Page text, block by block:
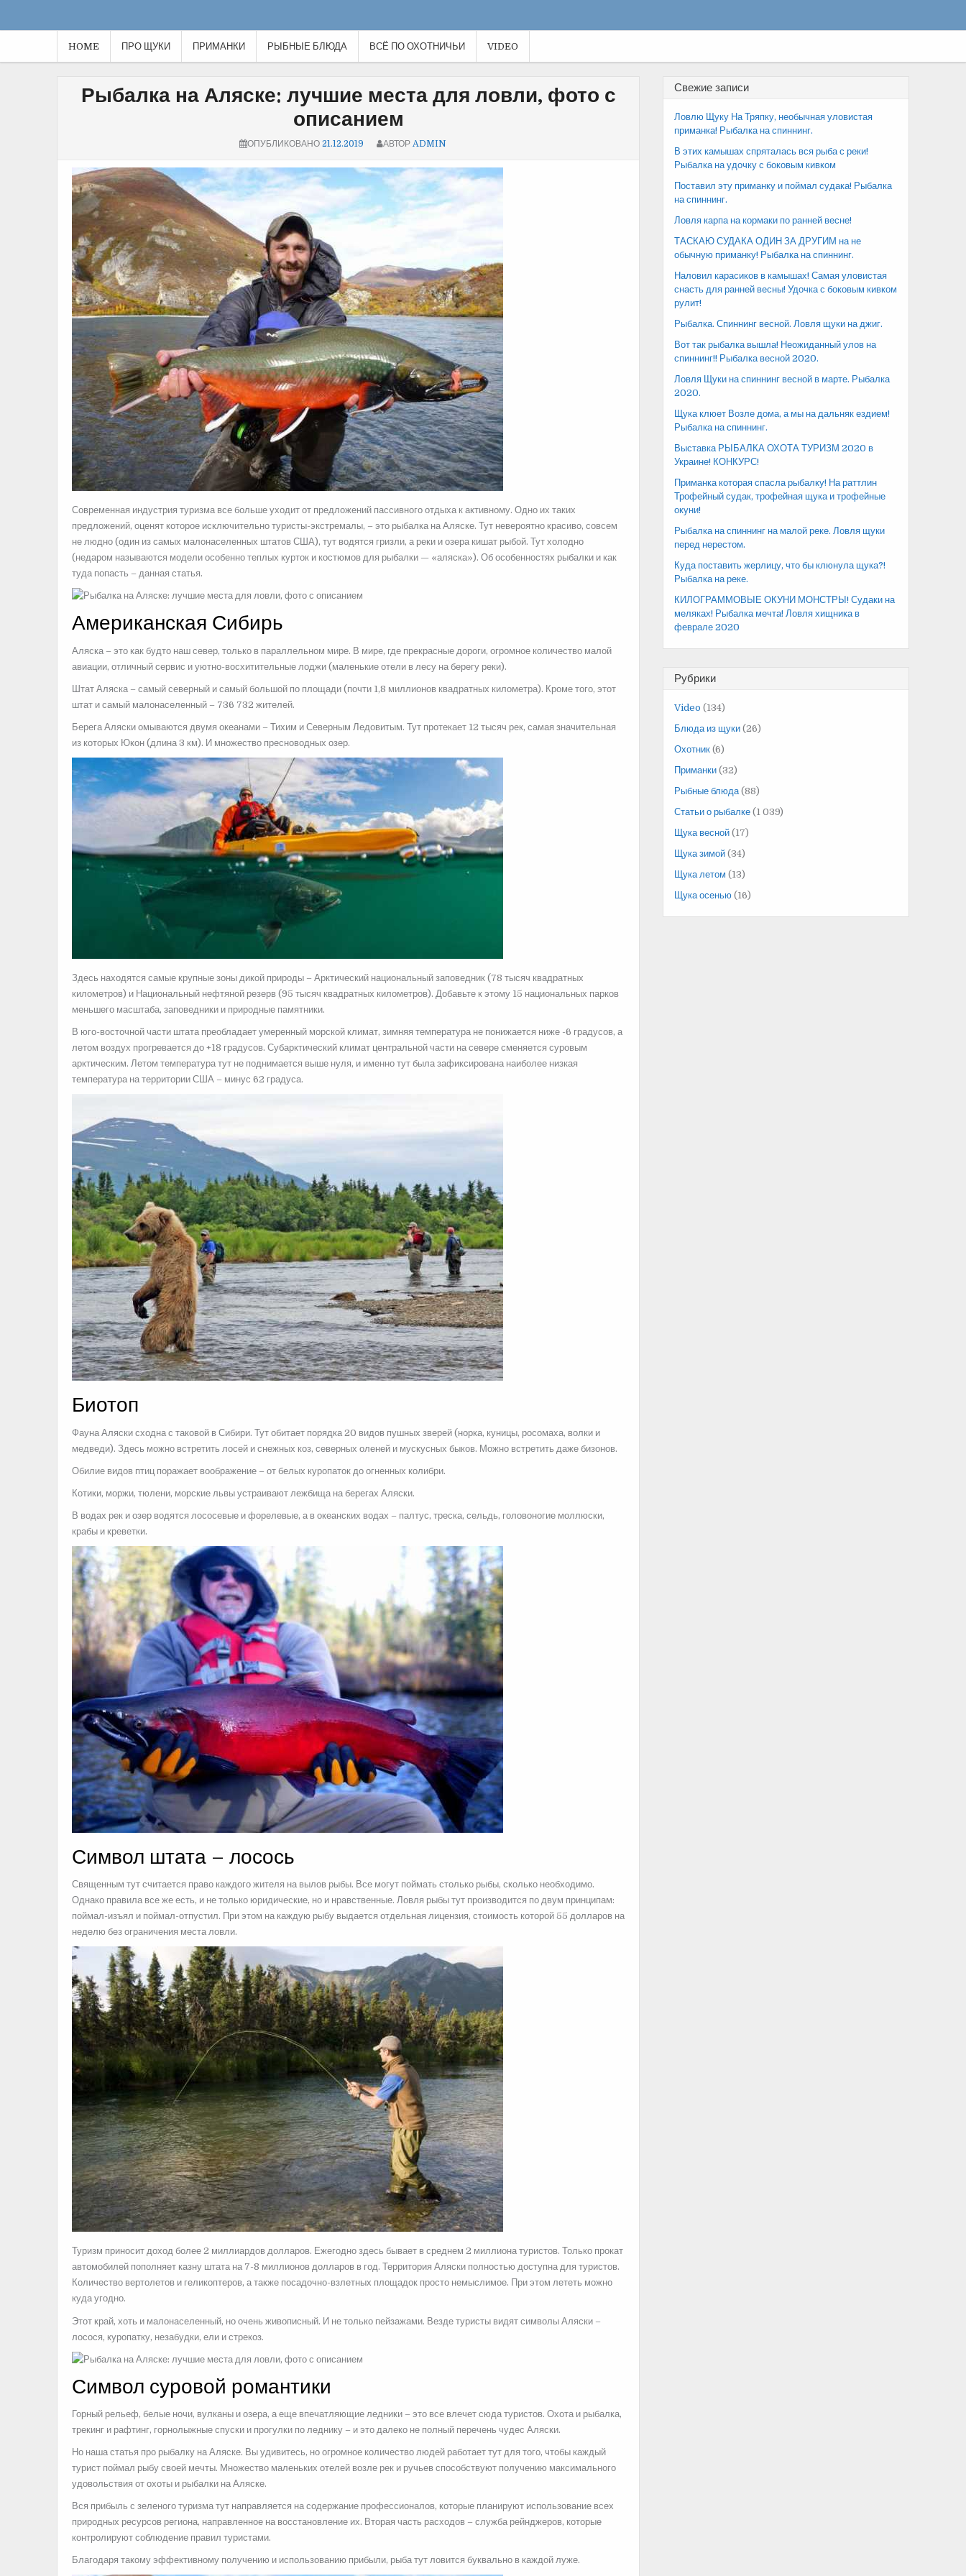
HOME ПРО ЩУКИ ПРИМАНКИ РЫБНЫЕ БЛЮДА ВСЁ ПО ОХОТНИЧЬИ VIDEO
Рыбалка на Аляске: лучшие места для ловли, фото с
описанием
ОПУБЛИКОВАНО 21.12.2019 АВТОР ADMIN
Современная индустрия туризма все больше уходит от предложений пассивного отдыха к активному. Одно их таких
предложений, оценят которое исключительно туристы-экстремалы, – это рыбалка на Аляске. Тут невероятно красиво, совсем
не людно (один из самых малонаселенных штатов США), тут водятся гризли, а реки и озера кишат рыбой. Тут холодно
(недаром называются модели особенно теплых курток и костюмов для рыбалки — «аляска»). Об особенностях рыбалки и как
туда попасть – данная статья.
Американская Сибирь
Аляска – это как будто наш север, только в параллельном мире. В мире, где прекрасные дороги, огромное количество малой
авиации, отличный сервис и уютно-восхитительные лоджи (маленькие отели в лесу на берегу реки).
Штат Аляска – самый северный и самый большой по площади (почти 1,8 миллионов квадратных километра). Кроме того, этот
штат и самый малонаселенный – 736 732 жителей.
Берега Аляски омываются двумя океанами – Тихим и Северным Ледовитым. Тут протекает 12 тысяч рек, самая значительная
из которых Юкон (длина 3 км). И множество пресноводных озер.
Здесь находятся самые крупные зоны дикой природы – Арктический национальный заповедник (78 тысяч квадратных
километров) и Национальный нефтяной резерв (95 тысяч квадратных километров). Добавьте к этому 15 национальных парков
меньшего масштаба, заповедники и природные памятники.
В юго-восточной части штата преобладает умеренный морской климат, зимняя температура не понижается ниже -6 градусов, а
летом воздух прогревается до +18 градусов. Субарктический климат центральной части на севере сменяется суровым
арктическим. Летом температура тут не поднимается выше нуля, и именно тут была зафиксирована наиболее низкая
температура на территории США – минус 62 градуса.
Биотоп
Фауна Аляски сходна с таковой в Сибири. Тут обитает порядка 20 видов пушных зверей (норка, куницы, росомаха, волки и
медведи). Здесь можно встретить лосей и снежных коз, северных оленей и мускусных быков. Можно встретить даже бизонов.
Обилие видов птиц поражает воображение – от белых куропаток до огненных колибри.
Котики, моржи, тюлени, морские львы устраивают лежбища на берегах Аляски.
В водах рек и озер водятся лососевые и форелевые, а в океанских водах – палтус, треска, сельдь, головоногие моллюски,
крабы и креветки.
Символ штата – лосось
Священным тут считается право каждого жителя на вылов рыбы. Все могут поймать столько рыбы, сколько необходимо.
Однако правила все же есть, и не только юридические, но и нравственные. Ловля рыбы тут производится по двум принципам:
поймал-изъял и поймал-отпустил. При этом на каждую рыбу выдается отдельная лицензия, стоимость которой 55 долларов на
неделю без ограничения места ловли.
Туризм приносит доход более 2 миллиардов долларов. Ежегодно здесь бывает в среднем 2 миллиона туристов. Только прокат
автомобилей пополняет казну штата на 7-8 миллионов долларов в год. Территория Аляски полностью доступна для туристов.
Количество вертолетов и геликоптеров, а также посадочно-взлетных площадок просто немыслимое. При этом лететь можно
куда угодно.
Этот край, хоть и малонаселенный, но очень живописный. И не только пейзажами. Везде туристы видят символы Аляски –
лосося, куропатку, незабудки, ели и стрекоз.
Символ суровой романтики
Горный рельеф, белые ночи, вулканы и озера, а еще впечатляющие ледники – это все влечет сюда туристов. Охота и рыбалка,
трекинг и рафтинг, горнолыжные спуски и прогулки по леднику – и это далеко не полный перечень чудес Аляски.
Но наша статья про рыбалку на Аляске. Вы удивитесь, но огромное количество людей работает тут для того, чтобы каждый
турист поймал рыбу своей мечты. Множество маленьких отелей возле рек и ручьев способствуют получению максимального
удовольствия от охоты и рыбалки на Аляске.
Вся прибыль с зеленого туризма тут направляется на содержание профессионалов, которые планируют использование всех
природных ресурсов региона, направленное на восстановление их. Вторая часть расходов – служба рейнджеров, которые
контролируют соблюдение правил туристами.
Благодаря такому эффективному получению и использованию прибыли, рыба тут ловится буквально в каждой луже.
Свежие записи
Ловлю Щуку На Тряпку, необычная уловистая
приманка! Рыбалка на спиннинг.
В этих камышах спряталась вся рыба с реки!
Рыбалка на удочку с боковым кивком
Поставил эту приманку и поймал судака! Рыбалка
на спиннинг.
Ловля карпа на кормаки по ранней весне!
ТАСКАЮ СУДАКА ОДИН ЗА ДРУГИМ на не
обычную приманку! Рыбалка на спиннинг.
Наловил карасиков в камышах! Самая уловистая
снасть для ранней весны! Удочка с боковым кивком
рулит!
Рыбалка. Спиннинг весной. Ловля щуки на джиг.
Вот так рыбалка вышла! Неожиданный улов на
спиннинг!! Рыбалка весной 2020.
Ловля Щуки на спиннинг весной в марте. Рыбалка
2020.
Щука клюет Возле дома, а мы на дальняк ездием!
Рыбалка на спиннинг.
Выставка РЫБАЛКА ОХОТА ТУРИЗМ 2020 в
Украине! КОНКУРС!
Приманка которая спасла рыбалку! На раттлин
Трофейный судак, трофейная щука и трофейные
окуни!
Рыбалка на спиннинг на малой реке. Ловля щуки
перед нерестом.
Куда поставить жерлицу, что бы клюнула щука?!
Рыбалка на реке.
КИЛОГРАММОВЫЕ ОКУНИ МОНСТРЫ! Судаки на
меляках! Рыбалка мечта! Ловля хищника в
феврале 2020
Рубрики
Video (134)
Блюда из щуки (26)
Охотник (6)
Приманки (32)
Рыбные блюда(88)
Статьи о рыбалке (1 039)
Щука весной (17)
Щука зимой (34)
Щука летом (13)
Щука осенью (16)